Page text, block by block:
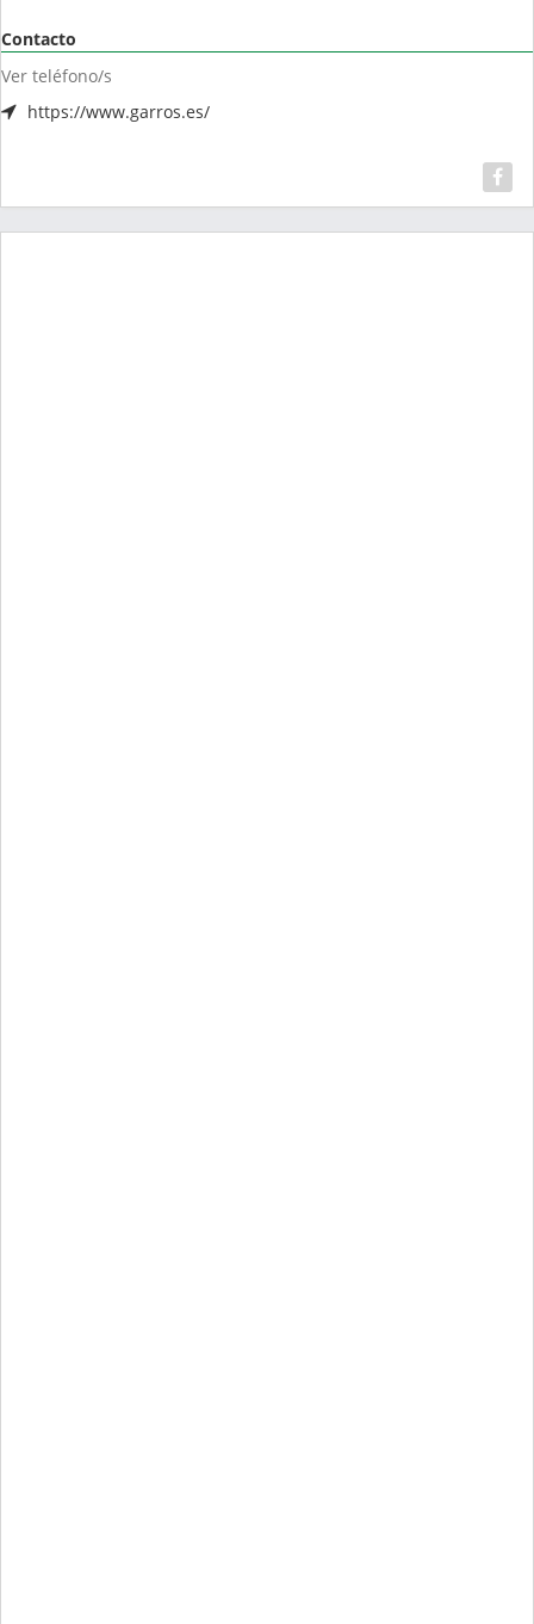
Contacto
Ver teléfono/s
https://www.garros.es/